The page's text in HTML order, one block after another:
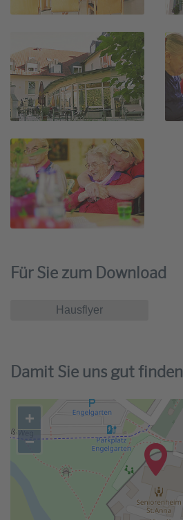
Für Sie zum Download
Hausflyer
Damit Sie uns gut finden
+
−